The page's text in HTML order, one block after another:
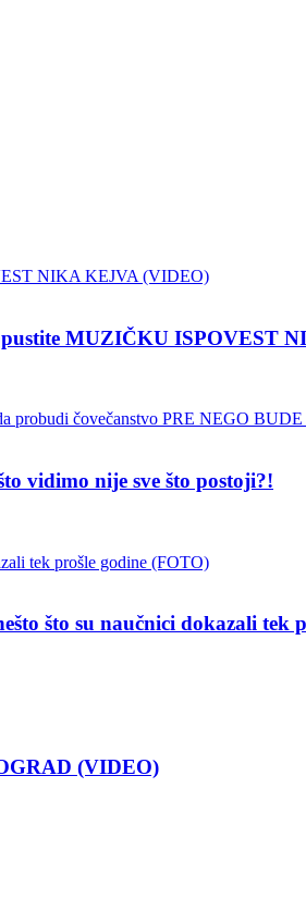
MUZIČKU ISPOVEST
vidimo nije sve što postoji?!
što su naučnici dokazali tek
(VIDEO)